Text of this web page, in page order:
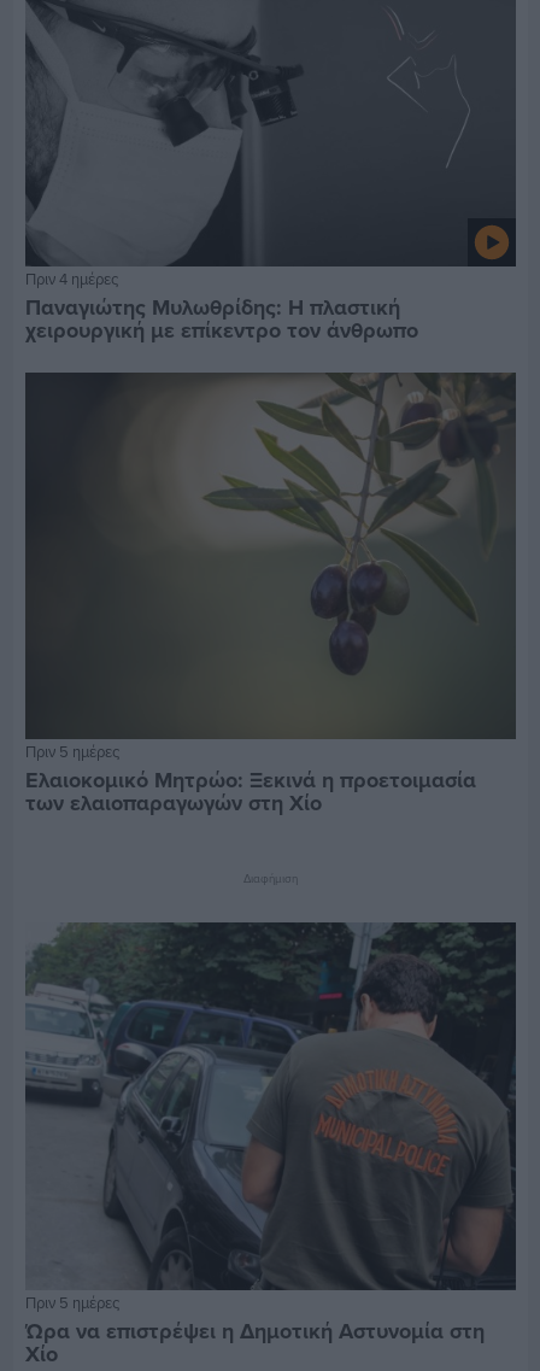
Πριν 4 ημέρες
Παναγιώτης Μυλωθρίδης: Η πλαστική
χειρουργική με επίκεντρο τον άνθρωπο
Πριν 5 ημέρες
Ελαιοκομικό Μητρώο: Ξεκινά η προετοιμασία
των ελαιοπαραγωγών στη Χίο
Διαφήμιση
Πριν 5 ημέρες
Ώρα να επιστρέψει η Δημοτική Αστυνομία στη
Χίο